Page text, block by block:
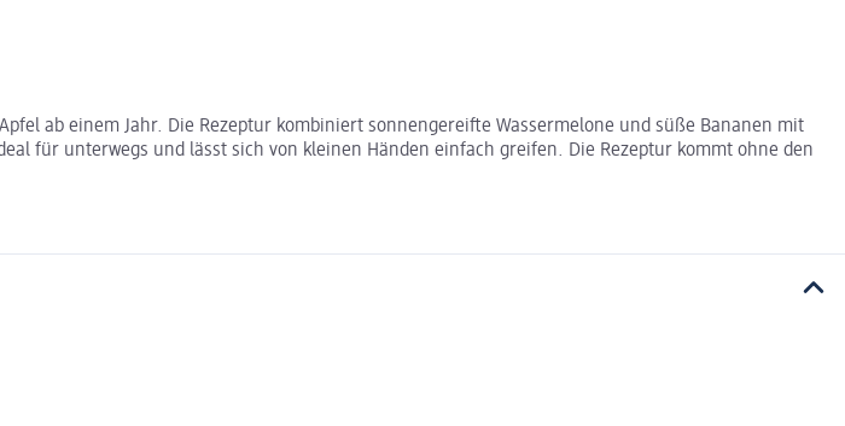
ab einem Jahr. Die Rezeptur kombiniert sonnengereifte Wassermelone und süße Bananen mit
für unterwegs und lässt sich von kleinen Händen einfach greifen. Die Rezeptur kommt ohne den